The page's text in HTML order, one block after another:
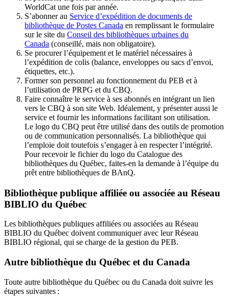
WorldCat une fois par année.
S’abonner au Service d’expédition de documents de
bibliothèque de Postes Canada en remplissant le formulaire
sur le site du Conseil des bibliothèques urbaines du
Canada (conseillé, mais non obligatoire).
Se procurer l’équipement et le matériel nécessaires à
l’expédition de colis (balance, enveloppes ou sacs d’envoi,
étiquettes, etc.).
Former son personnel au fonctionnement du PEB et à
l’utilisation de PRPG et du CBQ.
Faire connaître le service à ses abonnés en intégrant un lien
vers le CBQ à son site Web. Idéalement, y présenter aussi le
service et fournir les informations facilitant son utilisation.
Le logo du CBQ peut être utilisé dans des outils de promotion
ou de communication personnalisés. La bibliothèque qui
l’emploie doit toutefois s’engager à en respecter l’intégrité.
Pour recevoir le fichier du logo du Catalogue des
bibliothèques du Québec, faites-en la demande à l’équipe du
prêt entre bibliothèques de BAnQ.
Bibliothèque publique affiliée ou associée au Réseau
BIBLIO du Québec
Les bibliothèques publiques affiliées ou associées au Réseau
BIBLIO du Québec doivent communiquer avec leur Réseau
BIBLIO régional, qui se charge de la gestion du PEB.
Autre bibliothèque du Québec et du Canada
Toute autre bibliothèque du Québec ou du Canada doit suivre les
étapes suivantes :